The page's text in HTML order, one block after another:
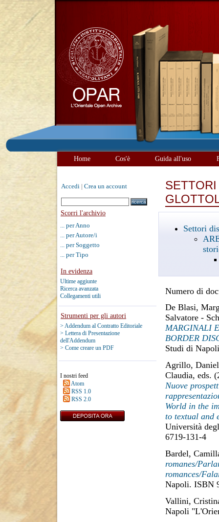
Home Cos'è Guida all'uso
Accedi Crea un account
Scorri l'archivio
... per Anno
... per Autore/i
... per Soggetto
... per Tipo
In evidenza
Ultime aggiunte
Ricerca avanzata
Collegamenti utili
Strumenti per gli autori
> Addendum al Contratto Editoriale
> Lettera di Presentazione
dell'Addendum
> Come creare un PDF
I nostri feed
Atom
RSS 1.0
RSS 2.0
Settori
Numero di
De Blasi,
Salvatore -
MARGINALI
BORDER
Studi di
Agrillo,
Claudia, eds.
Nuove
World in the
to textual and
Università
6719-131-4
Bardel,
romanes/
romances/
Napoli. ISBN
Vallini,
Napoli